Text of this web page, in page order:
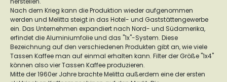
Nach dem Krieg kann die Produktion wieder aufgenommen
werden und Melitta steigt in das Hotel- und Gaststättengewerbe
ein. Das Unternehmen expandiert nach Nord- und Südamerika,
erfindet die Aluminiumfolie und das "1x"-System. Diese
Bezeichnung auf den verschiedenen Produkten gibt an, wie viele
Tassen Kaffee man auf einmal erhalten kann. Filter der Größe "1x4"
können also vier Tassen Kaffee produzieren.
Mitte der 1960er Jahre brachte Melitta außerdem eine der ersten